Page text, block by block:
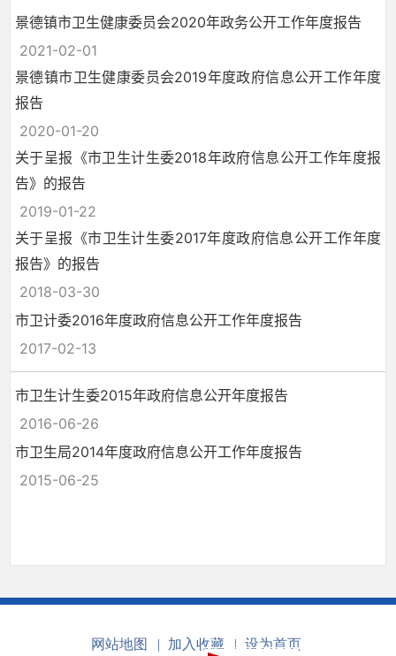
景德镇市卫生健康委员会2020年政务公开工作年度报告
2021-02-01
景德镇市卫生健康委员会2019年度政府信息公开工作年度
报告
2020-01-20
关于呈报《市卫生计生委2018年政府信息公开工作年度报
告》的报告
2019-01-22
关于呈报《市卫生计生委2017年度政府信息公开工作年度
报告》的报告
2018-03-30
市卫计委2016年度政府信息公开工作年度报告
2017-02-13
市卫生计生委2015年政府信息公开年度报告
2016-06-26
市卫生局2014年度政府信息公开工作年度报告
2015-06-25
网站地图 | 加入收藏 | 设为首页